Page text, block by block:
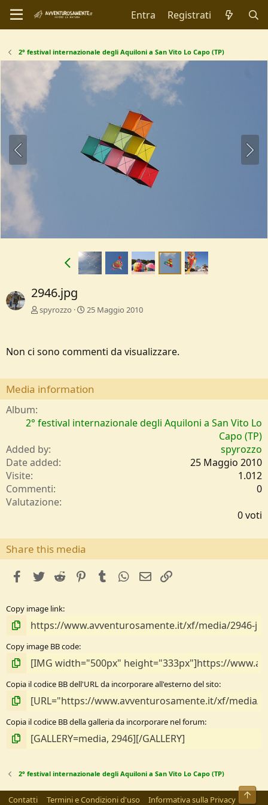
Entra Registrati
2° festival internazionale degli Aquiloni a San Vito Lo Capo (TP)
2946.jpg
spyrozzo 25 Maggio 2010
Non ci sono commenti da visualizzare.
Media information
Album
2° festival internazionale degli Aquiloni a San Vito Lo
Capo (TP)
Added by
spyrozzo
Date added
25 Maggio 2010
Visite
1.012
Commenti
0
Valutazione
0
t
0 voti
Share this media
facebookTwitterReddit PinterestTumblrWhatsApp
e-mail
Copy image link
Copy image BB code
Copia il codice BB dell'URL da incorporare all'esterno del sito
Copia il codice BB della galleria da incorporare nel forum
2° festival internazionale degli Aquiloni a San Vito Lo Capo (TP)
Contatti Termini e Condizioni d'uso Informativa sulla Privacy
Alto